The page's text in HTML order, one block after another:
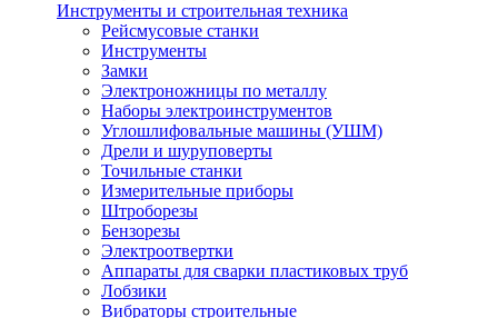
Инструменты и строительная техника
Рейсмусовые станки
Инструменты
Замки
Электроножницы по металлу
Наборы электроинструментов
Углошлифовальные машины (УШМ)
Дрели и шуруповерты
Точильные станки
Измерительные приборы
Штроборезы
Бензорезы
Электроотвертки
Аппараты для сварки пластиковых труб
Лобзики
Вибраторы строительные